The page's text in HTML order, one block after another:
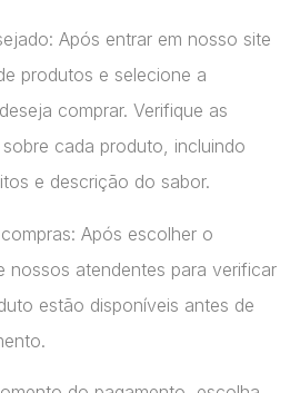
Após entrar em nosso site
produtos e selecione a
comprar. Verifique as
cada produto, incluindo
e descrição do sabor.
Após escolher o
nossos atendentes para verificar
estão disponíveis antes de